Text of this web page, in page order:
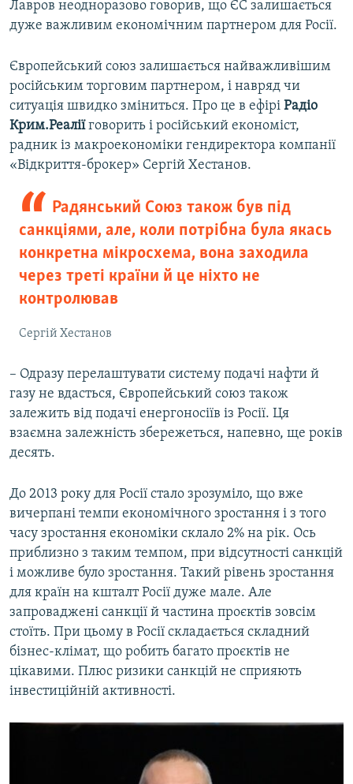
Лавров неодноразово говорив, що ЄС залишається
дуже важливим економічним партнером для Росії.
Європейський союз залишається найважливішим
російським торговим партнером, і навряд чи
ситуація швидко зміниться. Про це в ефірі Радіо
Крим.Реаліїговорить і російський економіст,
радник із макроекономіки гендиректора компанії
«Відкриття-брокер» Сергій Хестанов.
Радянський Союз також був під
санкціями, але, коли потрібна була якась
конкретна мікросхема, вона заходила
через треті країни й це ніхто не
контролював
Сергій Хестанов
– Одразу перелаштувати систему подачі нафти й
газу не вдасться, Європейський союз також
залежить від подачі енергоносіїв із Росії. Ця
взаємна залежність збережеться, напевно, ще років
десять.
До 2013 року для Росії стало зрозуміло, що вже
вичерпані темпи економічного зростання і з того
часу зростання економіки склало 2% на рік. Ось
приблизно з таким темпом, при відсутності санкцій
і можливе було зростання. Такий рівень зростання
для країн на кшталт Росії дуже мале. Але
запроваджені санкції й частина проєктів зовсім
стоїть. При цьому в Росії складається складний
бізнес-клімат, що робить багато проєктів не
цікавими. Плюс ризики санкцій не сприяють
інвестиційній активності.